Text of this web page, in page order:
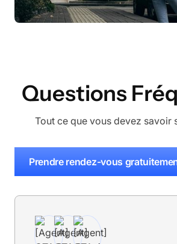
Questions
Tout ce que vous devez savoir
Prendre rendez-vous